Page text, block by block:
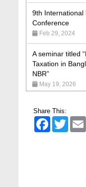
Conference
Feb 29, 2024
A seminar titled
Taxation in
NBR”
May 19, 2026
Academic
Jun 4, 2023
Admission Fair
Share This:
FacebookTwitter